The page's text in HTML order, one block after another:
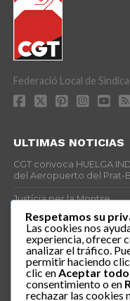
Federació Local de
ULTIMAS NOTICIAS
CGT convoca HUELGA
del Aeropuerto del Prat-
Justícia per la Montse
25J – Día Mundial para
ERE encubierto en H&M
Actes centrals 90
central i per dies.
Respetamos su
Las cookies nos
experiencia, ofrecer
analizar el tráfico.
permitir haciendo
clic en Aceptar todo
consentimiento o en
rechazar las cookies